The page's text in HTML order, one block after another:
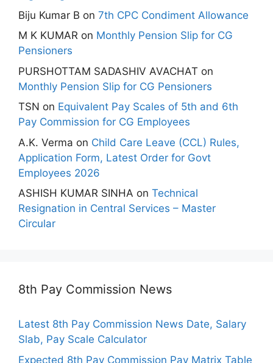
Biju Kumar B on 7th CPC Condiment Allowance
M K KUMAR on Monthly Pension Slip for CG
Pensioners
PURSHOTTAM SADASHIV AVACHAT on
Monthly Pension Slip for CG Pensioners
TSN on Equivalent Pay Scales of 5th and 6th
Pay Commission for CG Employees
A.K. Verma on Child Care Leave (CCL) Rules,
Application Form, Latest Order for Govt
Employees 2026
ASHISH KUMAR SINHA on Technical
Resignation in Central Services – Master
Circular
8th Pay Commission News
Latest 8th Pay Commission News Date, Salary
Slab, Pay Scale Calculator
Expected 8th Pay Commission Pay Matrix Table